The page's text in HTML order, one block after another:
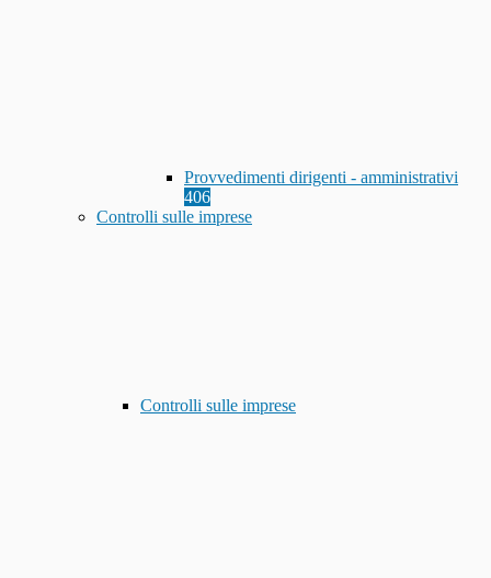
Provvedimenti dirigenti - amministrativi
406
Controlli sulle imprese
Controlli sulle imprese